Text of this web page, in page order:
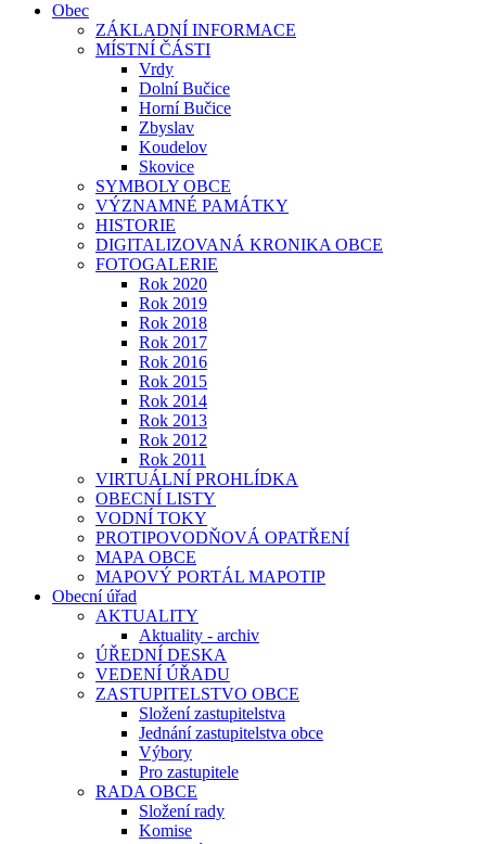
Obec
ZÁKLADNÍ INFORMACE
MÍSTNÍ ČÁSTI
Vrdy
Dolní Bučice
Horní Bučice
Zbyslav
Koudelov
Skovice
SYMBOLY OBCE
VÝZNAMNÉ PAMÁTKY
HISTORIE
DIGITALIZOVANÁ KRONIKA OBCE
FOTOGALERIE
Rok 2020
Rok 2019
Rok 2018
Rok 2017
Rok 2016
Rok 2015
Rok 2014
Rok 2013
Rok 2012
Rok 2011
VIRTUÁLNÍ PROHLÍDKA
OBECNÍ LISTY
VODNÍ TOKY
PROTIPOVODŇOVÁ OPATŘENÍ
MAPA OBCE
MAPOVÝ PORTÁL MAPOTIP
Obecní úřad
AKTUALITY
Aktuality - archiv
ÚŘEDNÍ DESKA
VEDENÍ ÚŘADU
ZASTUPITELSTVO OBCE
Složení zastupitelstva
Jednání zastupitelstva obce
Výbory
Pro zastupitele
RADA OBCE
Složení rady
Komise